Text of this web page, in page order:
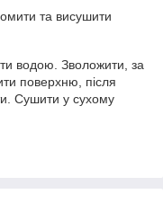
та висушити
водою. Зволожити, за
поверхню, після
Сушити у сухому